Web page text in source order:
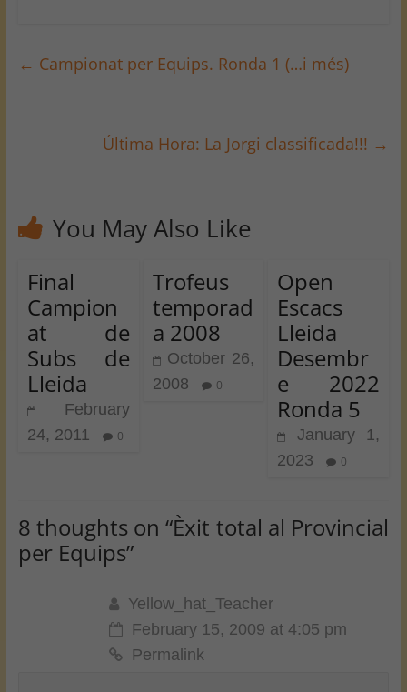
← Campionat per Equips. Ronda 1 (…i més)
Última Hora: La Jorgi classificada!!! →
You May Also Like
Final
Campion
at de
Subs de
Lleida
February
24, 2011
0
Trofeus
temporad
a 2008
October 26,
2008
0
Open
Escacs
Lleida
Desembr
e 2022
Ronda 5
January 1,
2023
0
8 thoughts on “Èxit total al Provincial
per Equips”
Yellow_hat_Teacher
February 15, 2009 at 4:05 pm
Permalink